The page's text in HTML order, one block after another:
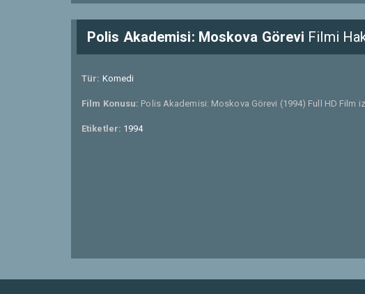
Polis Akademisi: Moskova Görevi Filmi
Tür: Komedi
Film Konusu: Polis Akademisi: Moskova Görevi (1994) Full HD Film
Etiketler: 1994